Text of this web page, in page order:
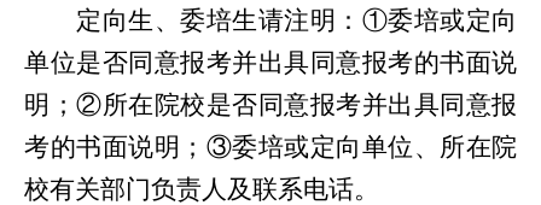
定向生、委培生请注明： ①委培或定向
单位是否同意报考并出具同意报考的书面说
明；②所在院校是否同意报考并出具同意报
考的书面说明；③委培或定向单位、所在院
校有关部门负责人及联系电话。